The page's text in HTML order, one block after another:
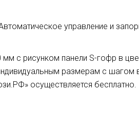
управление и
с рисунком панели S-гофр в
размерам с
осуществляется бесплатно.